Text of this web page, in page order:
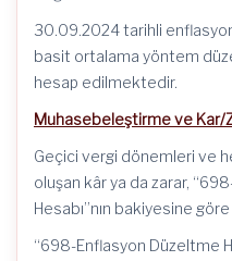
30.09.2024 tarihli
basit ortalama yöntem
hesap edilmektedir.
Muhasebeleştirme ve Kar/
Geçici vergi dönemleri ve
oluşan kâr ya da zarar,
Hesabı”nın bakiyesine
“698-Enflasyon Düzeltme